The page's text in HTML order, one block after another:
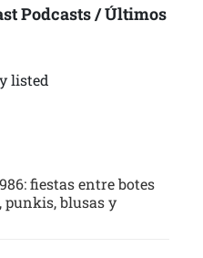
Podcasts / Últimos
listed
fiestas entre botes
punkis, blusas y